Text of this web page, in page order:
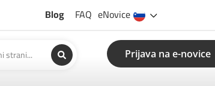
Blog FAQ eNovice
Prijava na e-novice